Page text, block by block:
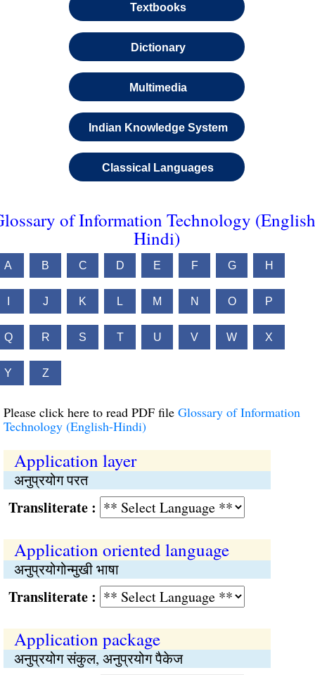
Textbooks
Dictionary
Multimedia
Indian Knowledge System
Classical Languages
of Information Technology
Hindi)
A B C D E F G H
J K L M N O P
Q R S T U V W X
Y Z
Please click here to read PDF file Glossary of Information
Technology (English-Hindi)
Application layer
अनुप्रयोग परत
:
Application oriented language
अनुप्रयोगोन्मुखी भाषा
:
Application package
अनुप्रयोग संकुल, अनुप्रयोग पैकेज